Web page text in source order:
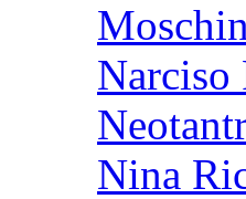
Narciso
Nina